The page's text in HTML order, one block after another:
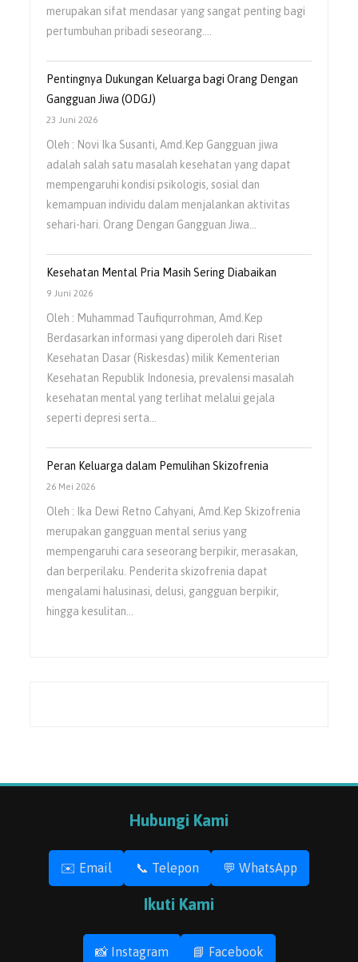
merupakan sifat mendasar yang sangat penting bagi
pertumbuhan pribadi seseorang.…
Pentingnya Dukungan Keluarga bagi Orang Dengan
Gangguan Jiwa (ODGJ)
23 Juni 2026
Oleh : Novi Ika Susanti, Amd.Kep Gangguan jiwa
adalah salah satu masalah kesehatan yang dapat
mempengaruhi kondisi psikologis, sosial dan
kemampuan individu dalam menjalankan aktivitas
sehari-hari. Orang Dengan Gangguan Jiwa…
Kesehatan Mental Pria Masih Sering Diabaikan
9 Juni 2026
Oleh : Muhammad Taufiqurrohman, Amd.Kep
Berdasarkan informasi yang diperoleh dari Riset
Kesehatan Dasar (Riskesdas) milik Kementerian
Kesehatan Republik Indonesia, prevalensi masalah
kesehatan mental yang terlihat melalui gejala
seperti depresi serta…
Peran Keluarga dalam Pemulihan Skizofrenia
26 Mei 2026
Oleh : Ika Dewi Retno Cahyani, Amd.Kep Skizofrenia
merupakan gangguan mental serius yang
mempengaruhi cara seseorang berpikir, merasakan,
dan berperilaku. Penderita skizofrenia dapat
mengalami halusinasi, delusi, gangguan berpikir,
hingga kesulitan…
Hubungi Kami
✉️ Email 📞 Telepon 💬 WhatsApp
Ikuti Kami
📸 Instagram 📘 Facebook